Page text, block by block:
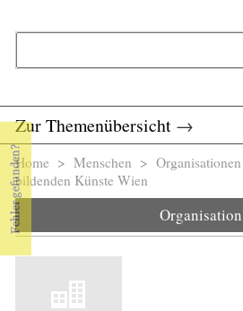
Zur Themenübersicht →
Sie sind hier
Home > Menschen > Organisationen
bildenden Künste Wien
Organisation